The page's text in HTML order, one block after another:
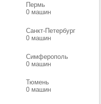
Пермь
0 машин
Санкт-Петербург
0 машин
Симферополь
0 машин
Тюмень
0 машин